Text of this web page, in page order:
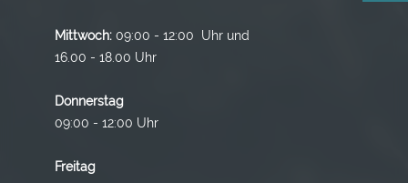
Mittwoch: 09:00 - 12:00 Uhr und
16.00 - 18.00 Uhr
Donnerstag
09:00 - 12:00 Uhr
Freitag